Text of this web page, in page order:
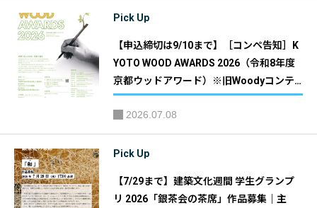
Pick Up
【申込締切は9/10まで】［コンペ告知］K
YOTO WOOD AWARDS 2026（令和8年度
京都ウッドアワード）※旧Woodyコンテ
スト／旧京都の木の家づくり表彰事業｜主
催：京都府 共催：京都府産木材利用推進
協議会
2026.07.08
Pick Up
【7/29まで】建築文化週間 学生グランプ
リ 2026「銀茶会の茶席」作品募集｜主